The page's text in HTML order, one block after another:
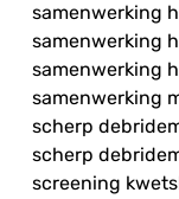
samenwerking
samenwerking
samenwerking
samenwerking
scherp
scherp
screening